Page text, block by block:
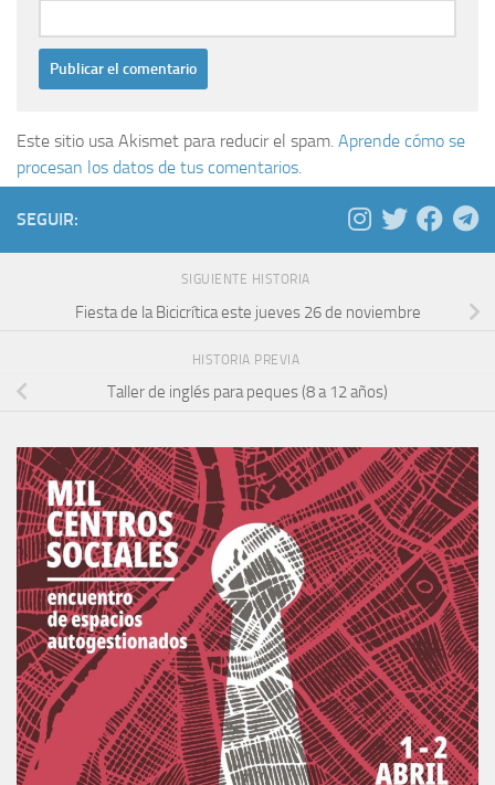
Este sitio usa Akismet para reducir el spam. Aprende cómo se
procesan los datos de tus comentarios.
SEGUIR:
SIGUIENTE HISTORIA
Fiesta de la Bicicrítica este jueves 26 de noviembre
HISTORIA PREVIA
Taller de inglés para peques (8 a 12 años)